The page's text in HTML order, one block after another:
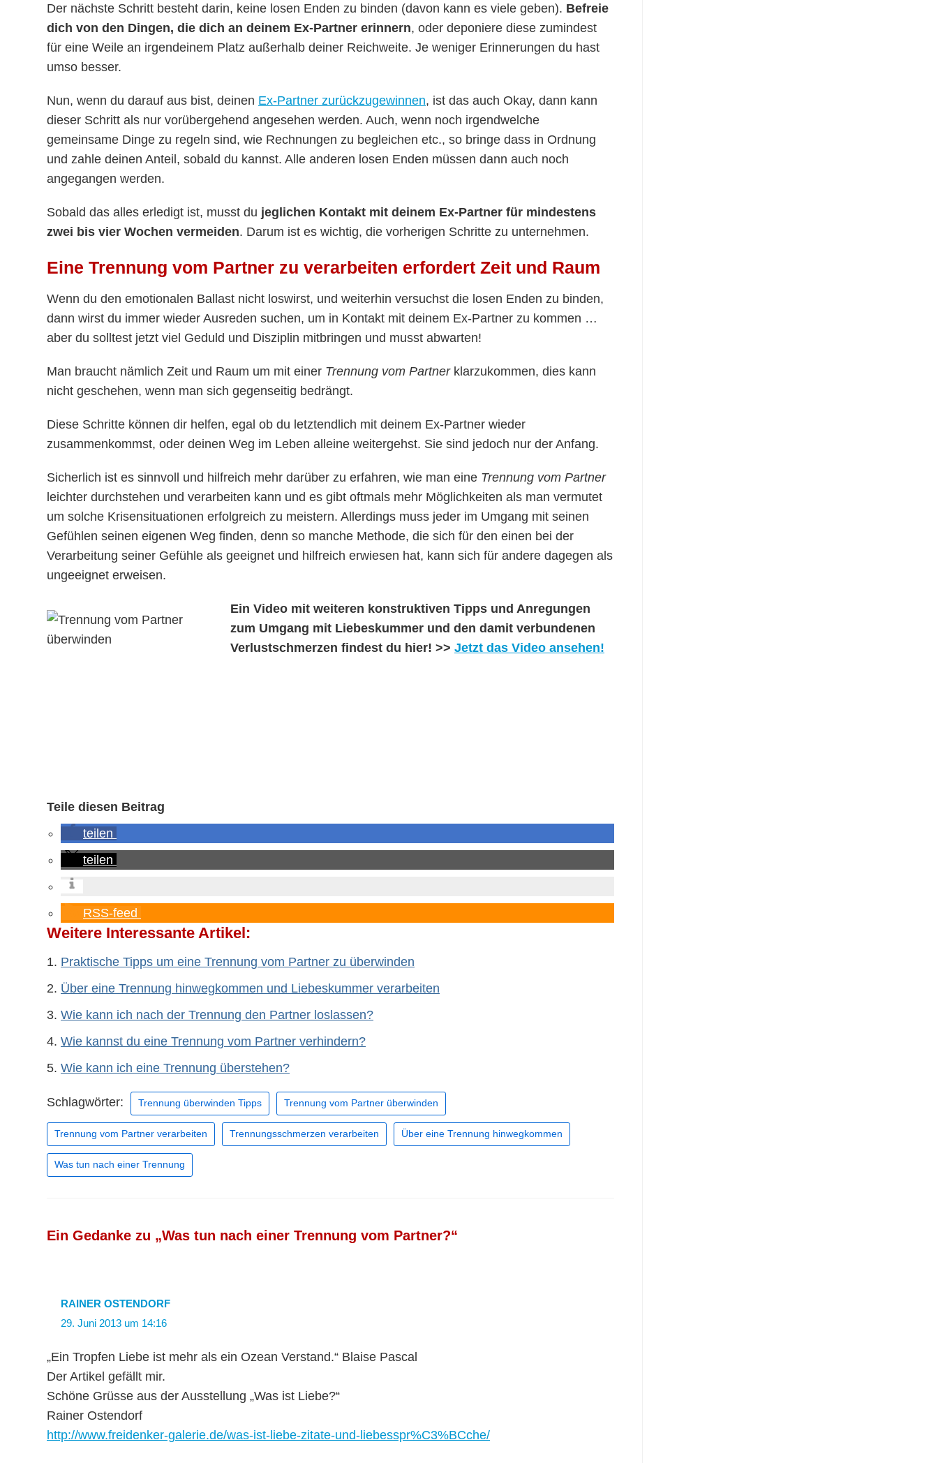
Der nächste Schritt besteht darin, keine losen Enden zu binden (davon kann es viele geben). Befreie
dich von den Dingen, die dich an deinem Ex-Partner erinnern, oder deponiere diese zumindest
für eine Weile an irgendeinem Platz außerhalb deiner Reichweite. Je weniger Erinnerungen du hast
umso besser.
Nun, wenn du darauf aus bist, deinen Ex-Partner zurückzugewinnen, ist das auch Okay, dann kann
dieser Schritt als nur vorübergehend angesehen werden. Auch, wenn noch irgendwelche
gemeinsame Dinge zu regeln sind, wie Rechnungen zu begleichen etc., so bringe dass in Ordnung
und zahle deinen Anteil, sobald du kannst. Alle anderen losen Enden müssen dann auch noch
angegangen werden.
Sobald das alles erledigt ist, musst du jeglichen Kontakt mit deinem Ex-Partner für mindestens
zwei bis vier Wochen vermeiden. Darum ist es wichtig, die vorherigen Schritte zu unternehmen.
Eine Trennung vom Partner zu verarbeiten erfordert Zeit und Raum
Wenn du den emotionalen Ballast nicht loswirst, und weiterhin versuchst die losen Enden zu binden,
dann wirst du immer wieder Ausreden suchen, um in Kontakt mit deinem Ex-Partner zu kommen …
aber du solltest jetzt viel Geduld und Disziplin mitbringen und musst abwarten!
Man braucht nämlich Zeit und Raum um mit einer Trennung vom Partnerklarzukommen, dies kann
nicht geschehen, wenn man sich gegenseitig bedrängt.
Diese Schritte können dir helfen, egal ob du letztendlich mit deinem Ex-Partner wieder
zusammenkommst, oder deinen Weg im Leben alleine weitergehst. Sie sind jedoch nur der Anfang.
Sicherlich ist es sinnvoll und hilfreich mehr darüber zu erfahren, wie man eine Trennung vom Partner
leichter durchstehen und verarbeiten kann und es gibt oftmals mehr Möglichkeiten als man vermutet
um solche Krisensituationen erfolgreich zu meistern. Allerdings muss jeder im Umgang mit seinen
Gefühlen seinen eigenen Weg finden, denn so manche Methode, die sich für den einen bei der
Verarbeitung seiner Gefühle als geeignet und hilfreich erwiesen hat, kann sich für andere dagegen als
ungeeignet erweisen.
Ein Video mit weiteren konstruktiven Tipps und Anregungen
zum Umgang mit Liebeskummer und den damit verbundenen
Verlustschmerzen findest du hier! >> Jetzt das Video ansehen!
Teile diesen Beitrag
teilen
teilen
RSS-feed
Weitere Interessante Artikel:
Praktische Tipps um eine Trennung vom Partner zu überwinden
Über eine Trennung hinwegkommen und Liebeskummer verarbeiten
Wie kann ich nach der Trennung den Partner loslassen?
Wie kannst du eine Trennung vom Partner verhindern?
Wie kann ich eine Trennung überstehen?
Schlagwörter: Trennung überwinden Tipps Trennung vom Partner überwinden
Trennung vom Partner verarbeiten Trennungsschmerzen verarbeiten Über eine Trennung hinwegkommen
Was tun nach einer Trennung
Ein Gedanke zu „Was tun nach einer Trennung vom Partner?“
RAINER OSTENDORF
29. Juni 2013 um 14:16
„Ein Tropfen Liebe ist mehr als ein Ozean Verstand.“ Blaise Pascal
Der Artikel gefällt mir.
Schöne Grüsse aus der Ausstellung „Was ist Liebe?“
Rainer Ostendorf
http://www.freidenker-galerie.de/was-ist-liebe-zitate-und-liebesspr%C3%BCche/